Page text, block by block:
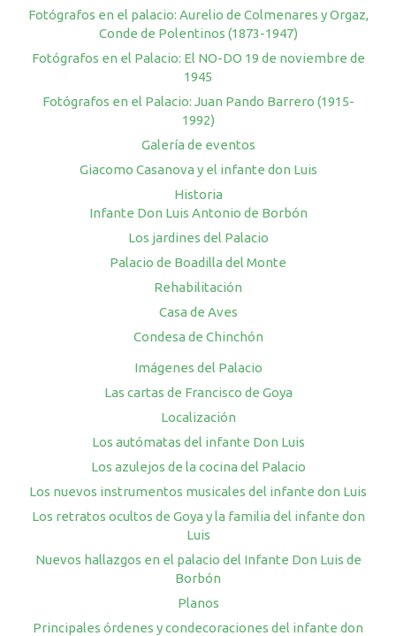
Fotógrafos en el palacio: Aurelio de Colmenares y Orgaz,
Conde de Polentinos (1873-1947)
Fotógrafos en el Palacio: El NO-DO 19 de noviembre de
1945
Fotógrafos en el Palacio: Juan Pando Barrero (1915-
1992)
Galería de eventos
Giacomo Casanova y el infante don Luis
Historia
Infante Don Luis Antonio de Borbón
Los jardines del Palacio
Palacio de Boadilla del Monte
Rehabilitación
Casa de Aves
Condesa de Chinchón
Imágenes del Palacio
Las cartas de Francisco de Goya
Localización
Los autómatas del infante Don Luis
Los azulejos de la cocina del Palacio
Los nuevos instrumentos musicales del infante don Luis
Los retratos ocultos de Goya y la familia del infante don
Luis
Nuevos hallazgos en el palacio del Infante Don Luis de
Borbón
Planos
Principales órdenes y condecoraciones del infante don